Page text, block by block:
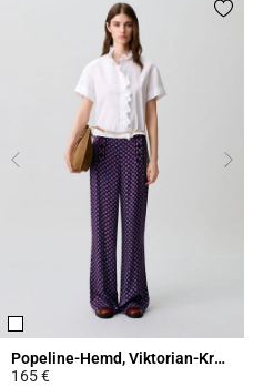
Popeline-Hemd, Viktorian-Kragen
165 €